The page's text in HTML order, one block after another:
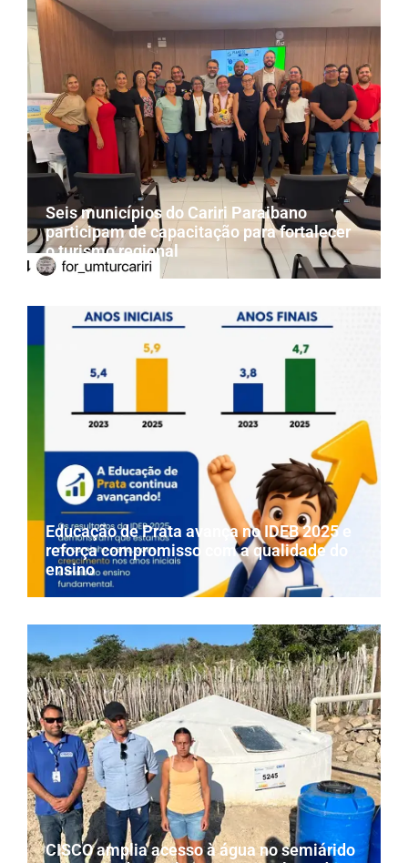
Seis municípios do Cariri Paraibano
participam de capacitação para fortalecer
o turismo regional
Educação de Prata avança no IDEB 2025 e
reforça compromisso com a qualidade do
ensino
CISCO amplia acesso à água no semiárido